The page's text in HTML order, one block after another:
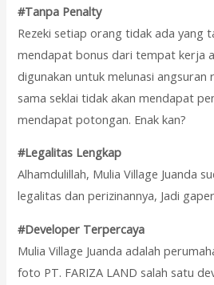
#Tanpa Penalty
Rezeki setiap orang tidak ada yang
mendapat bonus dari tempat kerja
digunakan untuk melunasi angsuran
sama seklai tidak akan mendapat
mendapat potongan. Enak kan?
#Legalitas Lengkap
Alhamdulillah, Mulia Village Juanda
legalitas dan perizinannya, Jadi
#Developer Terpercaya
Mulia Village Juanda adalah
foto PT. FARIZA LAND salah satu